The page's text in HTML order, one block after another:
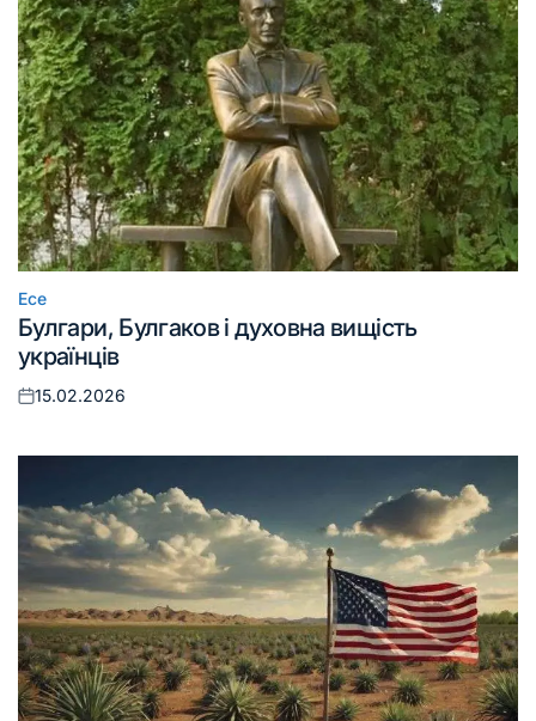
Опублікувати
у
Есе
Булгари, Булгаков і духовна вищість
українців
Оприлюднено
15.02.2026